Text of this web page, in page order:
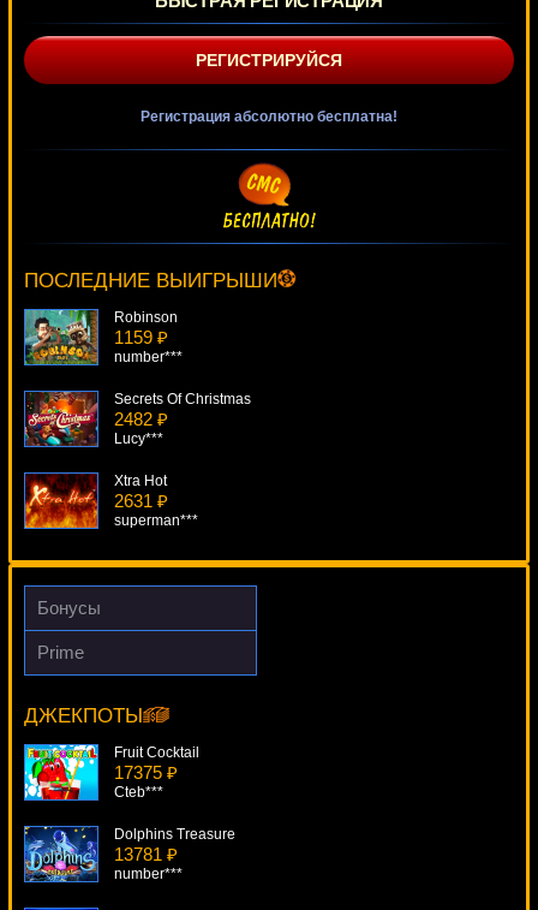
РЕГИСТРИРУЙСЯ
Регистрация абсолютно бесплатна!
ПОСЛЕДНИЕ ВЫИГРЫШИ
kat***
Robinson
1159 ₽
number***
Secrets Of Christmas
2482 ₽
Lucy***
Xtra Hot
2631 ₽
superman***
Pharaoh King
4752 ₽
Bear Tracks
3139 ₽
loto***
Бонусы
Prime
ДЖЕКПОТЫ
Jekyll And Hyde
Gamer***
Fruit Cocktail
17375 ₽
Cteb***
Dolphins Treasure
13781 ₽
number***